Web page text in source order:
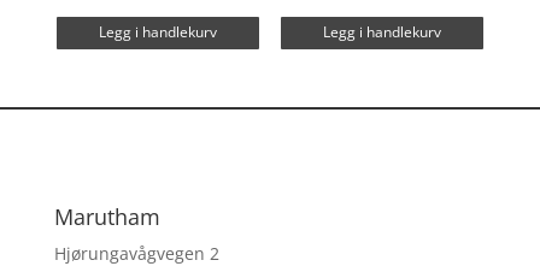
Legg i handlekurv Legg i handlekurv
Marutham
Hjørungavågvegen 2